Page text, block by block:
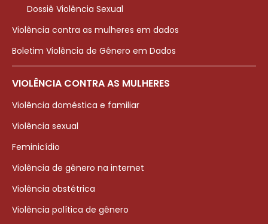
Dossiê Violência Sexual
Violência contra as mulheres em dados
Boletim Violência de Gênero em Dados
VIOLÊNCIA CONTRA AS MULHERES
Violência doméstica e familiar
Violência sexual
Feminicídio
Violência de gênero na internet
Violência obstétrica
Violência política de gênero